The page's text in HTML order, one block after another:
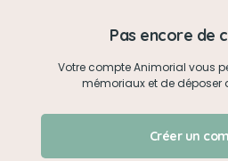
Créer un
Je me
Pas encore de
Votre compte Animorial vous
mémoriaux et de déposer
Créer un